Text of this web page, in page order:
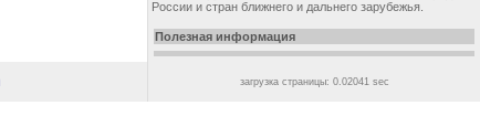
России и стран ближнего и дальнего зарубежья.
Полезная информация
загрузка страницы: 0.02041 sec